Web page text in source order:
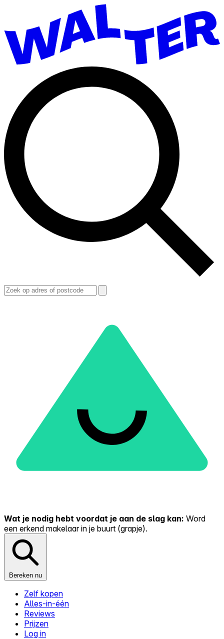
Wat je nodig hebt voordat je aan de slag kan: Word
een erkend makelaar in je buurt (grapje).
Bereken nu
Zelf kopen
Alles-in-één
Reviews
Prijzen
Log in